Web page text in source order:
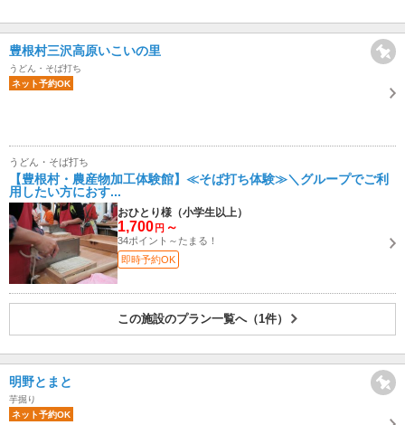
豊根村三沢高原いこいの里
うどん・そば打ち
ネット予約OK
うどん・そば打ち
【豊根村・農産物加工体験館】≪そば打ち体験≫＼グループでご利
用したい方におす...
おひとり様（小学生以上）
1,700 円 ～
34ポイント～たまる！
即時予約OK
この施設のプラン一覧へ（1件）
明野とまと
芋掘り
ネット予約OK